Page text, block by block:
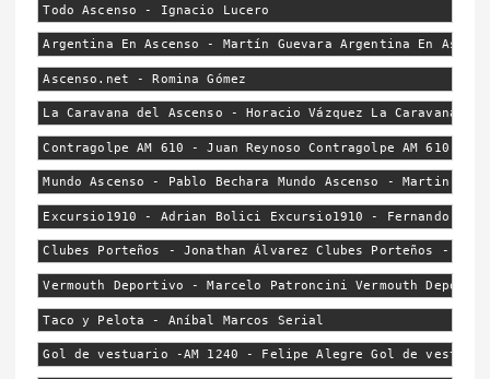
Todo Ascenso - Ignacio Lucero
Argentina En Ascenso - Martín Guevara Argentina En
Ascenso.net - Romina Gómez
La Caravana del Ascenso - Horacio Vázquez La Caravana
Contragolpe AM 610 - Juan Reynoso Contragolpe AM 610 -
Mundo Ascenso - Pablo Bechara Mundo Ascenso - Martin
Excursio1910 - Adrian Bolici Excursio1910 - Fernando
Clubes Porteños - Jonathan Álvarez Clubes Porteños -
Vermouth Deportivo - Marcelo Patroncini Vermouth
Taco y Pelota - Aníbal Marcos Serial
Gol de vestuario -AM 1240 - Felipe Alegre Gol de